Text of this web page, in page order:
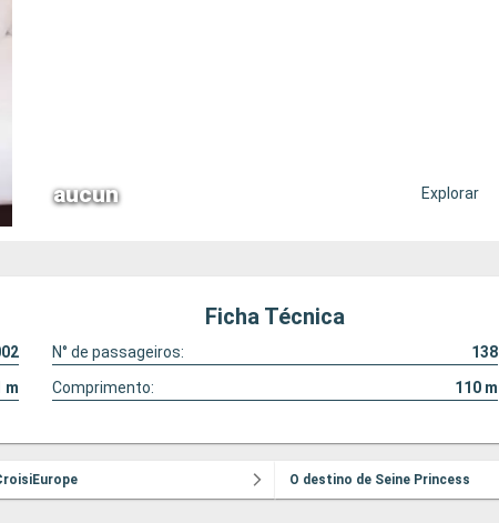
aucun Explorar
Ficha Técnica
N° de passageiros: 138
m Comprimento: 110 m
O destino de Seine Princess